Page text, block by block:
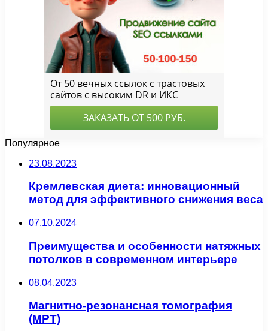
Популярное
23.08.2023
Кремлевская диета: инновационный
метод для эффективного снижения веса
07.10.2024
Преимущества и особенности натяжных
потолков в современном интерьере
08.04.2023
Магнитно-резонансная томография
(МРТ)